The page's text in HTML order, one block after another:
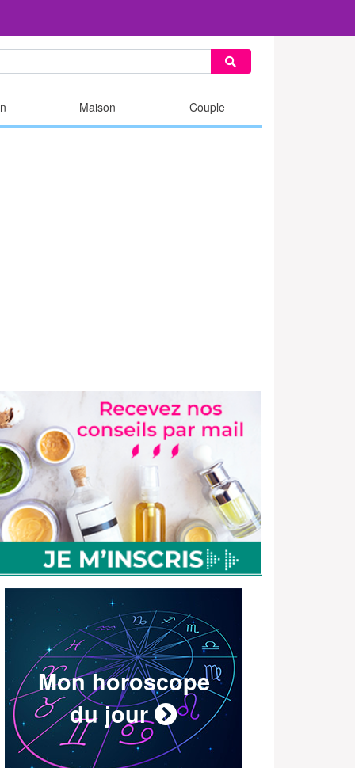
Maison Couple
Mon horoscope
du jour